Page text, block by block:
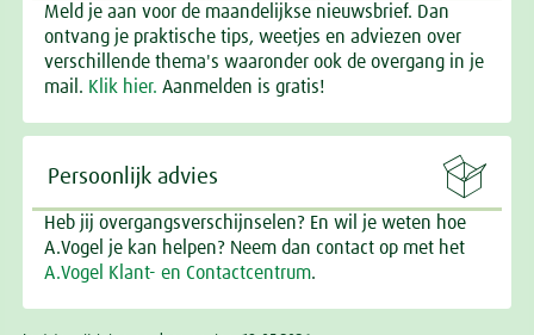
Meld je aan voor de maandelijkse nieuwsbrief. Dan
ontvang je praktische tips, weetjes en adviezen over
verschillende thema's waaronder ook de overgang in je
mail. Klik hier. Aanmelden is gratis!

Persoonlijk advies
Heb jij overgangsverschijnselen? En wil je weten hoe
A.Vogel je kan helpen? Neem dan contact op met het
A.Vogel Klant- en Contactcentrum.